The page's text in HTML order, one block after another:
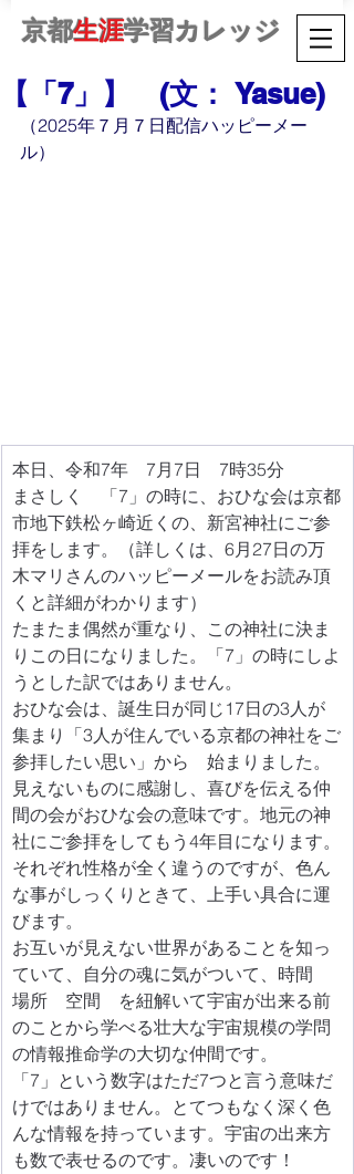
京都生涯学習カレッジ
【「7」】 (文： Yasue)
（2025年７月７日配信ハッピーメー
ル）
本日、令和7年　7月7日　7時35分
まさしく　「7」の時に、おひな会は京都
市地下鉄松ヶ崎近くの、新宮神社にご参
拝をします。（詳しくは、6月27日の万
木マリさんのハッピーメールをお読み頂
くと詳細がわかります）
たまたま偶然が重なり、この神社に決ま
りこの日になりました。「7」の時にしよ
うとした訳ではありません。
おひな会は、誕生日が同じ17日の3人が
集まり「3人が住んでいる京都の神社をご
参拝したい思い」から　始まりました。
見えないものに感謝し、喜びを伝える仲
間の会がおひな会の意味です。地元の神
社にご参拝をしてもう4年目になります。
それぞれ性格が全く違うのですが、色ん
な事がしっくりときて、上手い具合に運
びます。
お互いが見えない世界があることを知っ
ていて、自分の魂に気がついて、時間
場所　空間　を紐解いて宇宙が出来る前
のことから学べる壮大な宇宙規模の学問
の情報推命学の大切な仲間です。
「7」という数字はただ7つと言う意味だ
けではありません。とてつもなく深く色
んな情報を持っています。宇宙の出来方
も数で表せるのです。凄いのです！